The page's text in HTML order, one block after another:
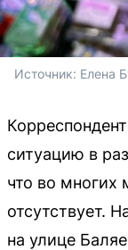
Источник: Елена
ситуацию в
что во многих
отсутствует.
на улице